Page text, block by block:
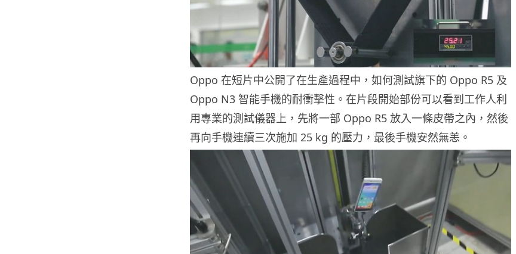
Oppo 在短片中公開了在生產過程中，如何測試旗下的 Oppo R5 及
Oppo N3 智能手機的耐衝擊性。在片段開始部份可以看到工作人利
用專業的測試儀器上，先將一部 Oppo R5 放入一條皮帶之內，然後
再向手機連續三次施加 25 kg 的壓力，最後手機安然無恙。